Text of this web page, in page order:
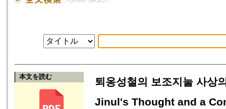
本文を読む
퇴옹성철의 보조지눌 사
Jinul's Thought and a